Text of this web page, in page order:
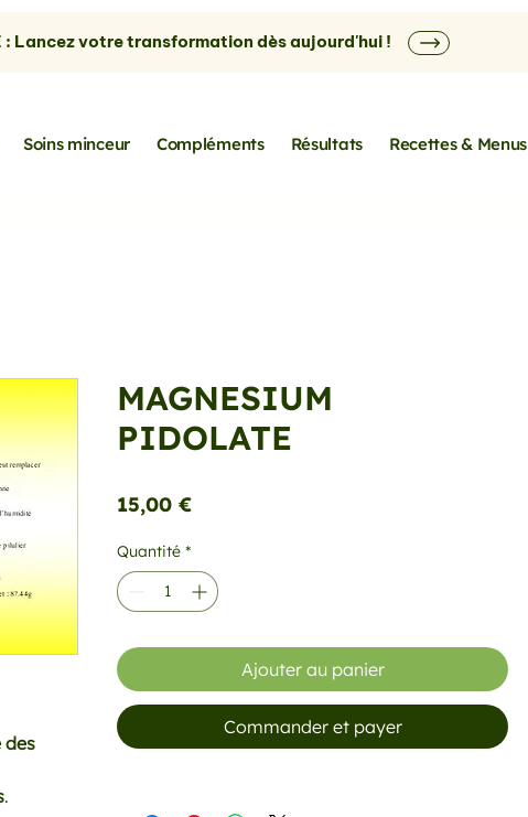
: Lancez votre transformation dès aujourd'hui !
Soins minceur Compléments Résultats Recettes & Menus
des
.
MAGNESIUM
PIDOLATE
15,00 €Prix
Quantité *
Ajouter au panier
Commander et payer